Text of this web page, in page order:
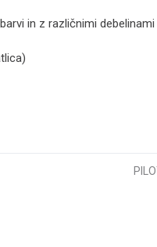
in z različnimi debelinami